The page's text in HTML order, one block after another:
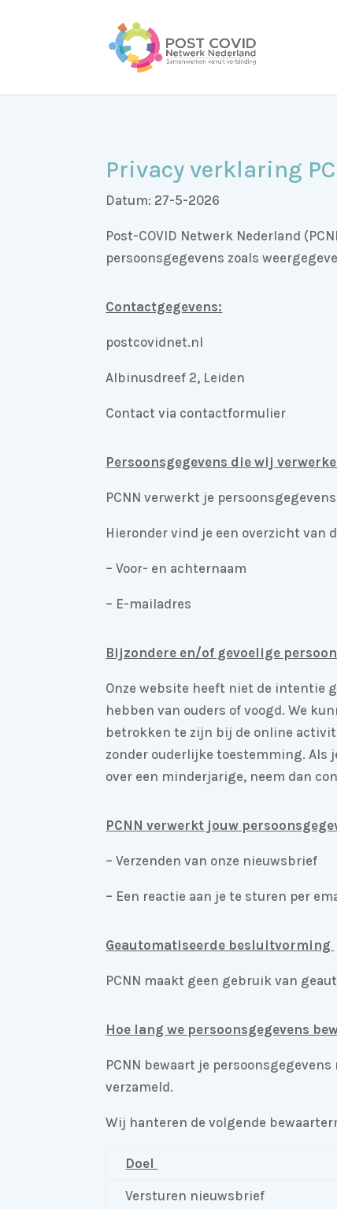
Privacy verklaring
Datum: 27-5-2026
Post-COVID Netwerk Nederland
persoonsgegevens zoals
Contactgegevens:
postcovidnet.nl
Albinusdreef 2, Leiden
Contact via contactformulier
Persoonsgegevens die wij
PCNN verwerkt je
Hieronder vind je een overzicht van
– Voor- en achternaam
– E-mailadres
Bijzondere en/of gevoelige
Onze website heeft niet de intentie
hebben van ouders of voogd. We
betrokken te zijn bij de online
zonder ouderlijke toestemming. Als
over een minderjarige, neem dan
PCNN verwerkt jouw
– Verzenden van onze nieuwsbrief
– Een reactie aan je te sturen per
Geautomatiseerde besluitvorming
PCNN maakt geen gebruik van
Hoe lang we persoonsgegevens
PCNN bewaart je
verzameld.
Wij hanteren de volgende
Doel
Versturen nieuwsbrief